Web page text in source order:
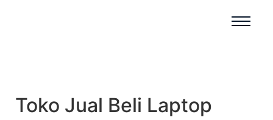
Toko Jual Beli Laptop